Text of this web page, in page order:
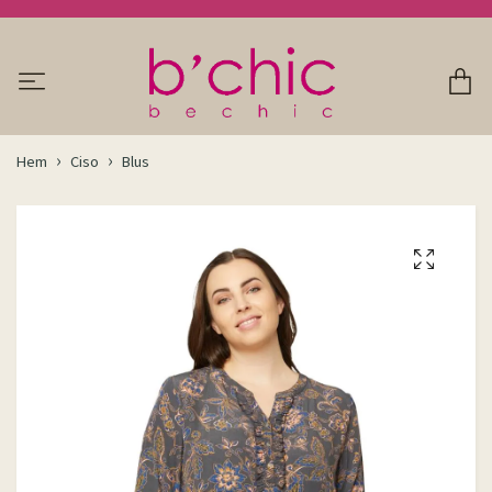
Hem Ciso Blus